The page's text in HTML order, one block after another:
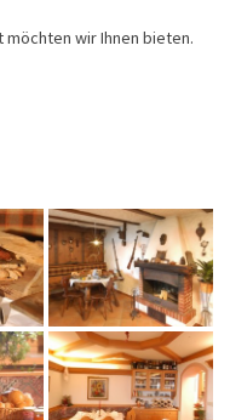
wir Ihnen bieten.